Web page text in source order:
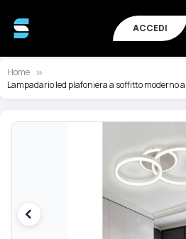
ACCEDI
Home
Lampadario led plafoniera a soffitto moderno
Vai
immagini